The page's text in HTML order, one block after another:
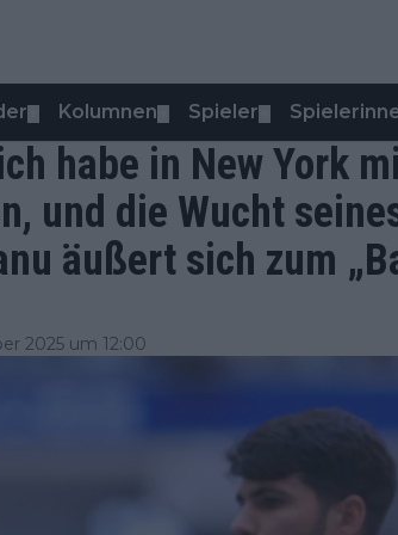
Kolumnen Spieler
habe in New York
und die Wucht
äußert sich zum
2025 um 12:00